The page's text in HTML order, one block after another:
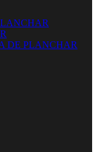
DE PLANCHAR